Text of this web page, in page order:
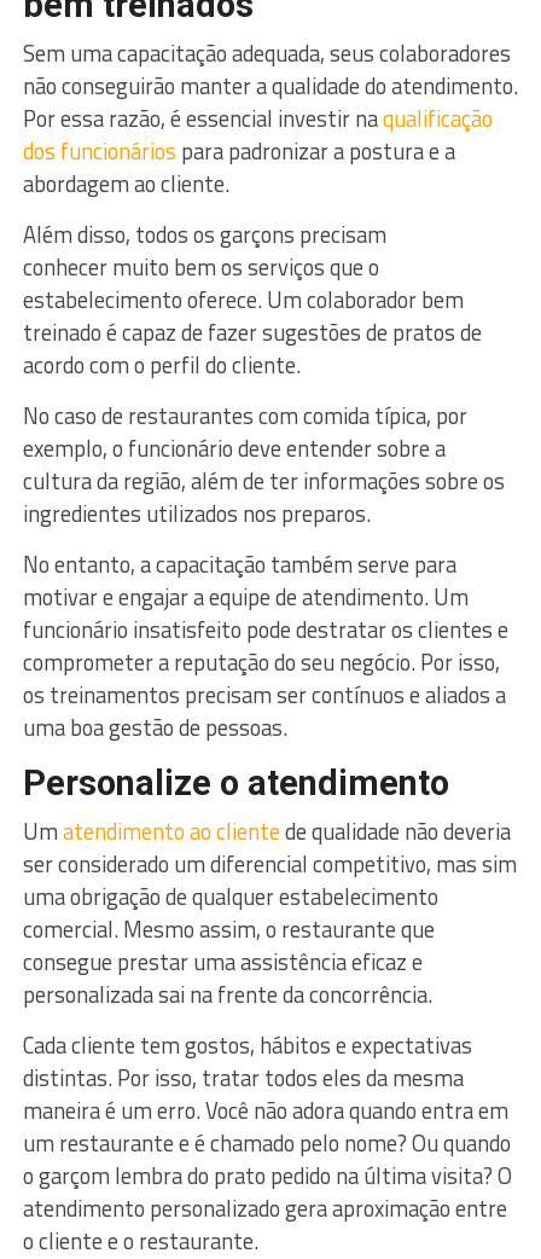
Sem uma capacitação adequada, seus colaboradores
não conseguirão manter a qualidade do atendimento.
Por essa razão, é essencial investir naqualificação
dos funcionários para padronizar a postura e a
abordagem ao cliente.
Além disso, todos os garçons precisam
conhecer muito bem os serviços que o
estabelecimento oferece. Um colaborador bem
treinado é capaz de fazer sugestões de pratos de
acordo com o perfil do cliente.
No caso de restaurantes com comida típica, por
exemplo, o funcionário deve entender sobre a
cultura da região, além de ter informações sobre os
ingredientes utilizados nos preparos.
No entanto, a capacitação também serve para
motivar e engajar a equipe de atendimento. Um
funcionário insatisfeito pode destratar os clientes e
comprometer a reputação do seu negócio. Por isso,
os treinamentos precisam ser contínuos e aliados a
uma boa gestão de pessoas.
Personalize o atendimento
Umatendimento ao clientede qualidade não deveria
ser considerado um diferencial competitivo, mas sim
uma obrigação de qualquer estabelecimento
comercial. Mesmo assim, o restaurante que
consegue prestar uma assistência eficaz e
personalizada sai na frente da concorrência.
Cada cliente tem gostos, hábitos e expectativas
distintas. Por isso, tratar todos eles da mesma
maneira é um erro. Você não adora quando entra em
um restaurante e é chamado pelo nome? Ou quando
o garçom lembra do prato pedido na última visita? O
atendimento personalizado gera aproximação entre
o cliente e o restaurante.